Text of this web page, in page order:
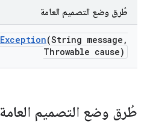
طُرق وضع التصميم العامة
Exception(String message ,
Throwable cause)
طُرق وضع التصميم العامة